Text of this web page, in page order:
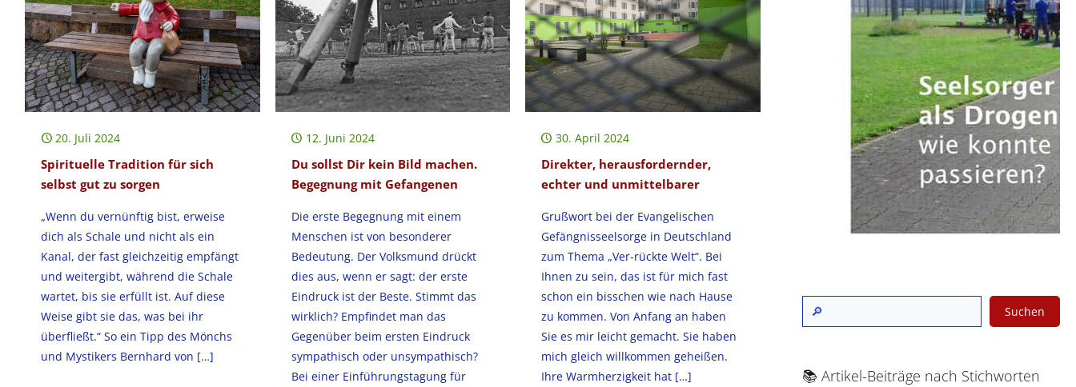
20. Juli 2024
Spirituelle Tradition für sich
selbst gut zu sorgen
„Wenn du vernünftig bist, erweise
dich als Schale und nicht als ein
Kanal, der fast gleichzeitig empfängt
und weitergibt, während die Schale
wartet, bis sie erfüllt ist. Auf diese
Weise gibt sie das, was bei ihr
überfließt.“ So ein Tipp des Mönchs
und Mystikers Bernhard von […]
12. Juni 2024
Du sollst Dir kein Bild machen.
Begegnung mit Gefangenen
Die erste Begegnung mit einem
Menschen ist von besonderer
Bedeutung. Der Volksmund drückt
dies aus, wenn er sagt: der erste
Eindruck ist der Beste. Stimmt das
wirklich? Empfindet man das
Gegenüber beim ersten Eindruck
sympathisch oder unsympathisch?
Bei einer Einführungstagung für
30. April 2024
Direkter, herausfordernder,
echter und unmittelbarer
Grußwort bei der Evangelischen
Gefängnisseelsorge in Deutschland
zum Thema „Ver-rückte Welt“. Bei
Ihnen zu sein, das ist für mich fast
schon ein bisschen wie nach Hause
zu kommen. Von Anfang an haben
Sie es mir leicht gemacht. Sie haben
mich gleich willkommen geheißen.
Ihre Warmherzigkeit hat[…]
Suchen
📚 Artikel-Beiträge nach Stichworten